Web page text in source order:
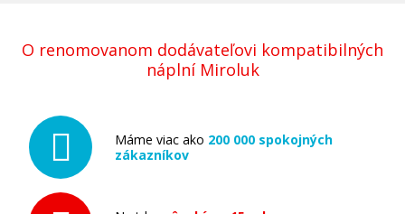
O renomovanom dodávateľovi kompatibilných
náplní Miroluk
Máme viac ako 200 000 spokojných
zákazníkov